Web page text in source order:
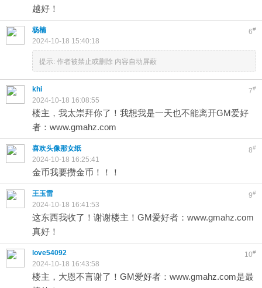
越好！
6#
杨楠
2024-10-18 15:40:18
提示: 作者被禁止或删除 内容自动屏蔽
7#
khi
2024-10-18 16:08:55
楼主，我太崇拜你了！我想我是一天也不能离开GM爱好
者：www.gmahz.com
8#
喜欢头像那女纸
2024-10-18 16:25:41
金币我要攒金币！！！
9#
王玉雷
2024-10-18 16:41:53
这东西我收了！谢谢楼主！GM爱好者：www.gmahz.com
真好！
10#
love54092
2024-10-18 16:43:58
楼主，大恩不言谢了！GM爱好者：www.gmahz.com是最